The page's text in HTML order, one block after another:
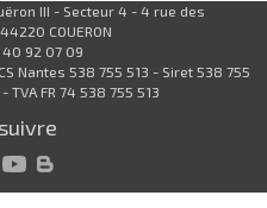
III - Secteur 4 - 4 rue des
COUERON
92 07 09
Nantes 538 755 513 - Siret 538 755
TVA FR 74 538 755 513